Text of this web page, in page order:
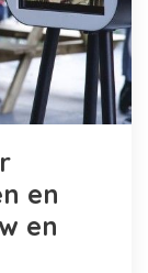
en
en